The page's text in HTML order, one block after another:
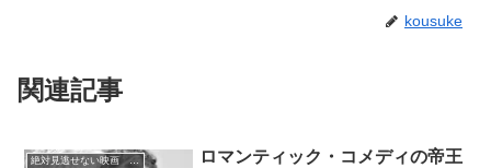
kousuke
関連記事
絶対見逃せない映画 おすすめ
ロマンティック・コメディの帝王